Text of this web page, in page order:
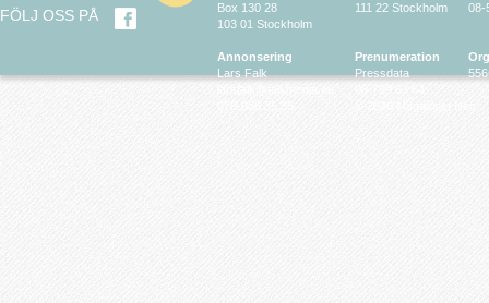
FÖLJ OSS PÅ
Box 130 28
103 01 Stockholm
Annonsering
Lars Falk
111 22 Stockholm
Prenumeration
Pressdata
08-